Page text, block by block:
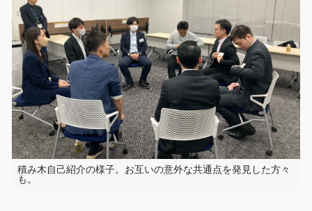
積み木自己紹介の様子。お互いの意外な共通点を発見した方々
も。